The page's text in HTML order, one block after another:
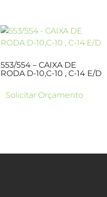
553/554 – CAIXA DE
RODA D-10,C-10 , C-14 E/D
Solicitar Orçamento